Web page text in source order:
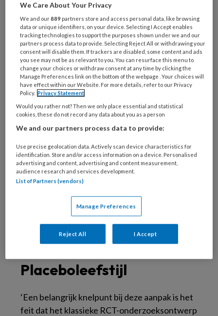
er aanwijzingen voor gunstige effecten op de
glykemische regulering’, stelt de standaard.
Alleen RCT’s
Ineen ingezonden stuk in Huisarts &
Wetenschapkomen artsen Nynke van der Zijl,
Nathalie Wilmsen, Hanno Pijl hierop terug. ‘Bij
deze aanbeveling namen de samenstellers
echter alleen bewijs uit RCT’s in beschouwing.
meegewogen, had de conclusie kunnen luiden
dat er aanwijzingen zijn dat
leefstijlinterventies effectief kunnen zijn bij
standaard kunnen andere onderzoeken wel
relevant zijn, maar moeten die verder
uitgezocht worden bij een volgende
herziening.
Placeboleefstijl
‘Een belangrijk knelpunt bij deze aanpak is het
feit dat het klassieke RCT-onderzoeksontwerp
We Care About Your Privacy
We and our889 partners store and access personal data, like browsing
data or unique identifiers, on your device. Selecting I Accept enables
tracking technologies to support the purposes shown under we and our
partners process data to provide. Selecting Reject All or withdrawing your
consent will disable them. If trackers are disabled, some content and ads
you see may not be as relevant to you. You can resurface this menu to
change your choices or withdraw consent at any time by clicking the
Manage Preferences link on the bottom of the webpage . Your choices will
have effect within our Website. For more details, refer to our Privacy
Policy. Privacy Statement
Would you rather not? Then we only place essential and statistical
cookies, these do not record any data about you as a person
We and our partners process data to provide:
Use precise geolocation data. Actively scan device characteristics for
identification. Store and/or access information on a device. Personalised
advertising and content, advertising and content measurement,
audience research and services development.
List of Partners (vendors)
Manage Preferences
Reject All I Accept